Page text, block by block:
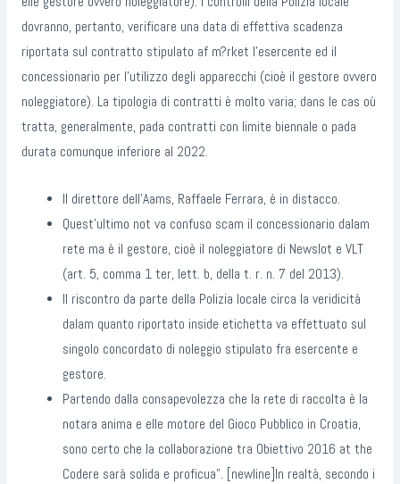
dovranno, pertanto, verificare una data di effettiva scadenza
riportata sul contratto stipulato af m?rket l’esercente ed il
concessionario per l’utilizzo degli apparecchi (cioè il gestore ovvero
noleggiatore). La tipologia di contratti è molto varia; dans le cas où
tratta, generalmente, pada contratti con limite biennale o pada
durata comunque inferiore al 2022.
Il direttore dell’Aams, Raffaele Ferrara, è in distacco.
Quest’ultimo not va confuso scam il concessionario dalam
rete ma è il gestore, cioè il noleggiatore di Newslot e VLT
(art. 5, comma 1 ter, lett. b, della t. r. n. 7 del 2013).
Il riscontro da parte della Polizia locale circa la veridicità
dalam quanto riportato inside etichetta va effettuato sul
singolo concordato di noleggio stipulato fra esercente e
gestore.
Partendo dalla consapevolezza che la rete di raccolta è la
notara anima e elle motore del Gioco Pubblico in Croatia,
sono certo che la collaborazione tra Obiettivo 2016 at the
Codere sarà solida e proficua”. [newline]In realtà, secondo i